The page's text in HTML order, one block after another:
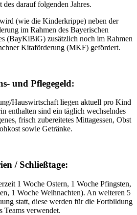
des darauf folgenden Jahres.
(wie die Kinderkrippe) neben der
im Rahmen des Bayerischen
(BayKiBiG) zusätzlich noch im Rahmen
Kitaförderung (MKF) gefördert.
und Pflegegeld:
Hauswirtschaft liegen aktuell pro Kind
enthalten sind ein täglich wechselndes
frisch zubereitetes Mittagessen, Obst
sowie Getränke.
/ Schließtage:
1 Woche Ostern, 1 Woche Pfingsten,
1 Woche Weihnachten). An weiteren 5
statt, diese werden für die Fortbildung
Teams verwendet.